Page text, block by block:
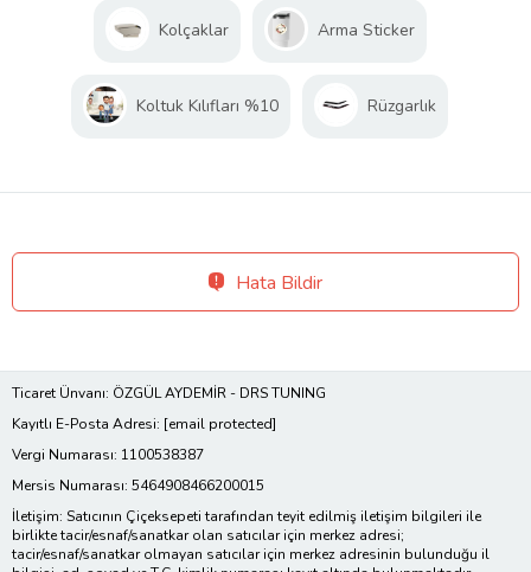
Kolçaklar Arma Sticker
Koltuk Kılıfları %10 Rüzgarlık
Hata Bildir
Ticaret Ünvanı: ÖZGÜL AYDEMİR - DRS TUNING
Kayıtlı E-Posta Adresi: [email protected]
Vergi Numarası: 1100538387
Mersis Numarası: 5464908466200015
İletişim: Satıcının Çiçeksepeti tarafından teyit edilmiş iletişim bilgileri ile
birlikte tacir/esnaf/sanatkar olan satıcılar için merkez adresi;
tacir/esnaf/sanatkar olmayan satıcılar için merkez adresinin bulunduğu il